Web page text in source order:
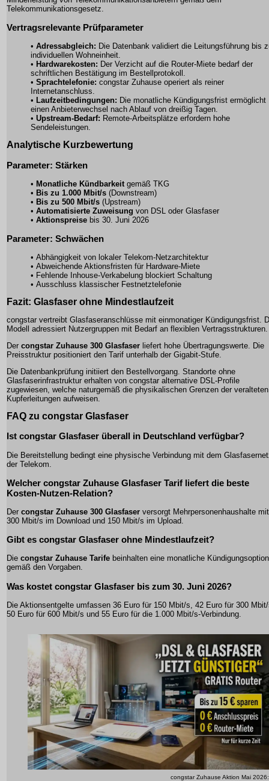
Telekommunikationsgesetz.
Vertragsrelevante Prüfparameter
• Adressabgleich: Die Datenbank validiert die Leitungsführung bis
individuellen Wohneinheit.
• Hardwarekosten: Der Verzicht auf die Router-Miete bedarf der
schriftlichen Bestätigung im Bestellprotokoll.
• Sprachtelefonie: congstar Zuhause operiert als reiner
Internetanschluss.
• Laufzeitbedingungen: Die monatliche Kündigungsfrist ermöglicht
einen Anbieterwechsel nach Ablauf von dreißig Tagen.
• Upstream-Bedarf: Remote-Arbeitsplätze erfordern hohe
Sendeleistungen.
Analytische Kurzbewertung
Parameter: Stärken
• Monatliche Kündbarkeit gemäß TKG
• Bis zu 1.000 Mbit/s (Downstream)
• Bis zu 500 Mbit/s (Upstream)
• Automatisierte Zuweisung von DSL oder Glasfaser
• Aktionspreise bis 30. Juni 2026
Parameter: Schwächen
• Abhängigkeit von lokaler Telekom-Netzarchitektur
• Abweichende Aktionsfristen für Hardware-Miete
• Fehlende Inhouse-Verkabelung blockiert Schaltung
• Ausschluss klassischer Festnetztelefonie
Fazit: Glasfaser ohne Mindestlaufzeit
congstar vertreibt Glasfaseranschlüsse mit einmonatiger Kündigungsfrist.
Modell adressiert Nutzergruppen mit Bedarf an flexiblen Vertragsstrukturen.
Der congstar Zuhause 300 Glasfaser liefert hohe Übertragungswerte. Die
Preisstruktur positioniert den Tarif unterhalb der Gigabit-Stufe.
Die Datenbankprüfung initiiert den Bestellvorgang. Standorte ohne
Glasfaserinfrastruktur erhalten von congstar alternative DSL-Profile
zugewiesen, welche naturgemäß die physikalischen Grenzen der veralteten
Kupferleitungen aufweisen.
FAQ zu congstar Glasfaser
Ist congstar Glasfaser überall in Deutschland verfügbar?
Die Bereitstellung bedingt eine physische Verbindung mit dem
der Telekom.
Welcher congstar Zuhause Glasfaser Tarif liefert die beste
Kosten-Nutzen-Relation?
Der congstar Zuhause 300 Glasfaser versorgt Mehrpersonenhaushalte mit
300 Mbit/s im Download und 150 Mbit/s im Upload.
Gibt es congstar Glasfaser ohne Mindestlaufzeit?
Die congstar Zuhause Tarife beinhalten eine monatliche Kündigungsoption
gemäß den Vorgaben.
Was kostet congstar Glasfaser bis zum 30. Juni 2026?
Die Aktionsentgelte umfassen 36 Euro für 150 Mbit/s, 42 Euro für 300
50 Euro für 600 Mbit/s und 55 Euro für die 1.000 Mbit/s-Verbindung.
congstar Zuhause Aktion Mai 2026: